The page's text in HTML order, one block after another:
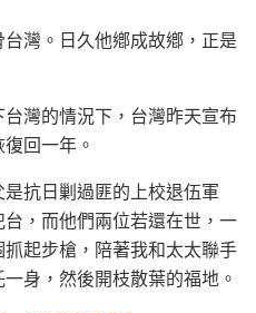
灣。日久他鄕成故鄕，正是
灣的情況下，台灣昨天宣布
回一年。
抗日剿過匪的上校退伍軍
，而他們兩位若還在世，一
起步槍，陪著我和太太聯手
身，然後開枝散葉的福地。